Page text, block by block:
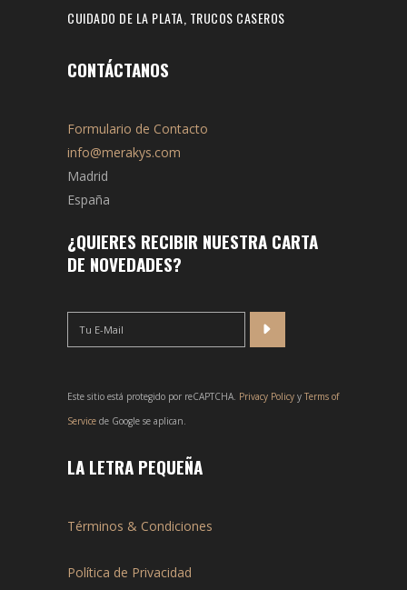
CUIDADO DE LA PLATA, TRUCOS CASEROS
CONTÁCTANOS
Formulario de Contacto
info@merakys.com
Madrid
España
¿QUIERES RECIBIR NUESTRA CARTA
DE NOVEDADES?
Este sitio está protegido por reCAPTCHA. Privacy Policy y Terms of
Service de Google se aplican.
LA LETRA PEQUEÑA
Términos & Condiciones
Política de Privacidad